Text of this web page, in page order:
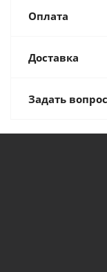
Оплата
Доставка
Задать вопрос